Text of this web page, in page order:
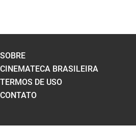
SOBRE
CINEMATECA BRASILEIRA
TERMOS DE USO
CONTATO